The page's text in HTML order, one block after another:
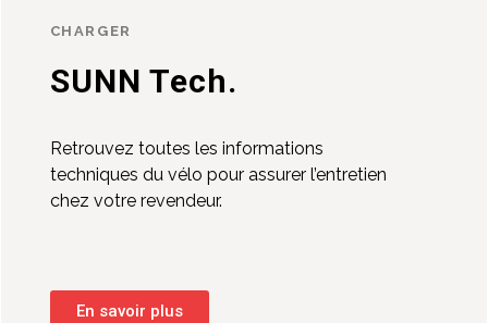
CHARGER
SUNN Tech.
Retrouvez toutes les informations
techniques du vélo pour assurer l’entretien
chez votre revendeur.
En savoir plus